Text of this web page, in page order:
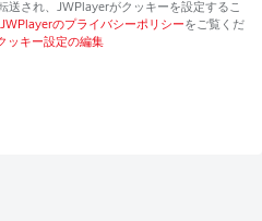
送され、 JWPlayerがクッキーを設定するこ
JWPlayerのプライバシーポリシーをご覧くだ
ッキー設定の編集